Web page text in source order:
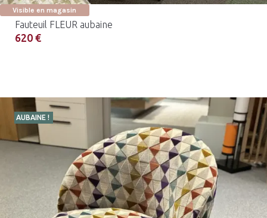
Visible en magasin
Fauteuil FLEUR aubaine
620 €
AUBAINE !